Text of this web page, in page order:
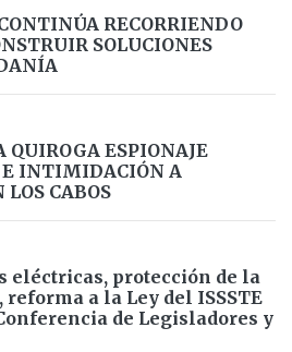
RECORRIENDO
SOLUCIONES
ESPIONAJE
E INTIMIDACIÓN A
CABOS
eléctricas, protección de la
a la Ley del ISSSTE
de Legisladores y